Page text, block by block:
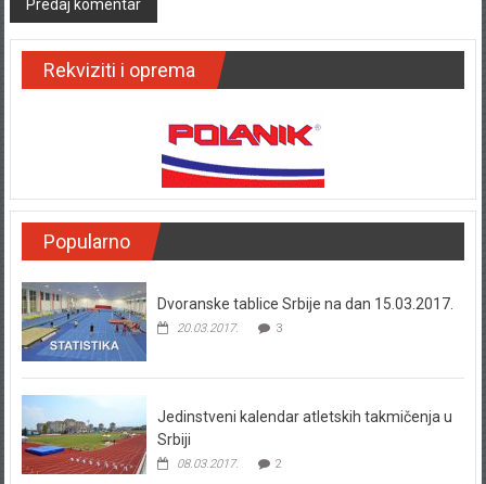
Rekviziti i oprema
Popularno
Dvoranske tablice Srbije na dan 15.03.2017.
20.03.2017. 3
Jedinstveni kalendar atletskih takmičenja u
Srbiji
08.03.2017. 2